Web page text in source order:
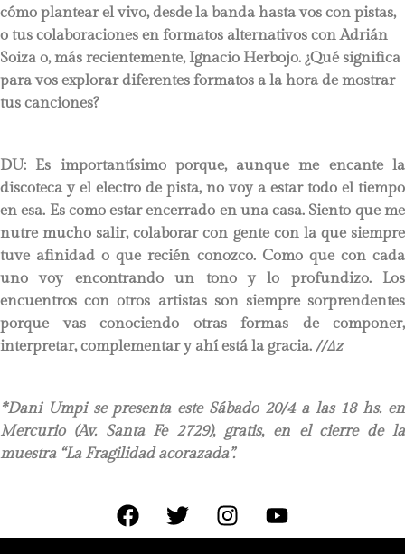
cómo plantear el vivo, desde la banda hasta vos con pistas,
o tus colaboraciones en formatos alternativos con Adrián
Soiza o, más recientemente, Ignacio Herbojo. ¿Qué significa
para vos explorar diferentes formatos a la hora de mostrar
tus canciones?
DU: Es importantísimo porque, aunque me encante la
discoteca y el electro de pista, no voy a estar todo el tiempo
en esa. Es como estar encerrado en una casa. Siento que me
nutre mucho salir, colaborar con gente con la que siempre
tuve afinidad o que recién conozco. Como que con cada
uno voy encontrando un tono y lo profundizo. Los
encuentros con otros artistas son siempre sorprendentes
porque vas conociendo otras formas de componer,
interpretar, complementar y ahí está la gracia. //∆z
*Dani Umpi se presenta este Sábado 20/4 a las 18 hs. en
Mercurio (Av. Santa Fe 2729), gratis, en el cierre de la
muestra “La Fragilidad acorazada”.